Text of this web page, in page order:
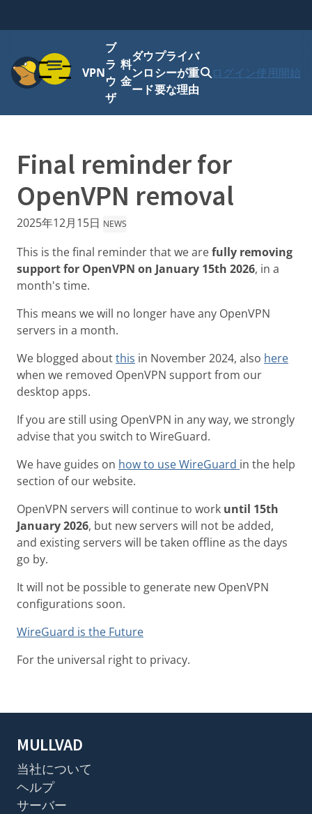
ニュー
VPN
ブ
ラ
ウ
ザ
料
金
ダウ
ンロ
ード
プライバ
シーが重
要な理由
ログイン使用開始
Final reminder for
OpenVPN removal
2025年12月15日 NEWS
This is the final reminder that we arefully removing
support for OpenVPN on January 15th 2026, in a
month's time.
This means we will no longer have any OpenVPN
servers in a month.
We blogged aboutthis in November 2024, also here
when we removed OpenVPN support from our
desktop apps.
If you are still using OpenVPN in any way, we strongly
advise that you switch to WireGuard.
We have guides on how to use WireGuard in the help
section of our website.
OpenVPN servers will continue to work until 15th
January 2026, but new servers will not be added,
and existing servers will be taken offline as the days
go by.
It will not be possible to generate new OpenVPN
configurations soon.
WireGuard is the Future
For the universal right to privacy.
MULLVAD
当社について
ヘルプ
サーバー